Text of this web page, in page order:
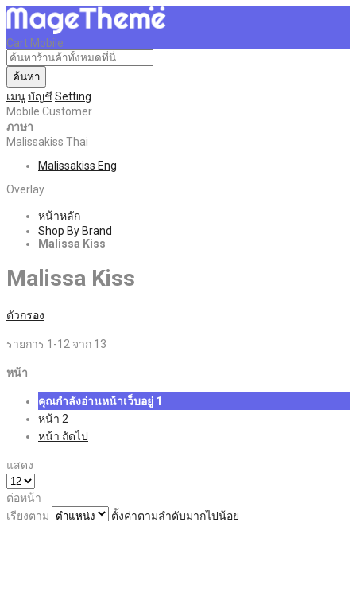
Cart Mobile
ค้นหา
เมนูบัญชี Setting
Mobile Customer
ภาษา
Malissakiss Thai
Malissakiss Eng
Overlay
หน้าหลัก
Shop By Brand
Malissa Kiss
Malissa Kiss
ตัวกรอง
รายการ 1 -12 จาก 13
หน้า
คุณกำลังอ่านหน้าเว็บอยู่ 1
หน้า 2
หน้า ถัดไป
แสดง
ต่อหน้า
เรียงตาม
ตั้งค่าตามลำดับมากไปน้อย